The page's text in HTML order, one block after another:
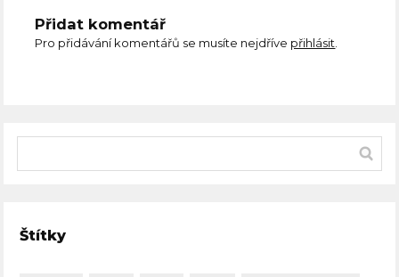
Přidat komentář
Pro přidávání komentářů se musíte nejdříve přihlásit
Štítky